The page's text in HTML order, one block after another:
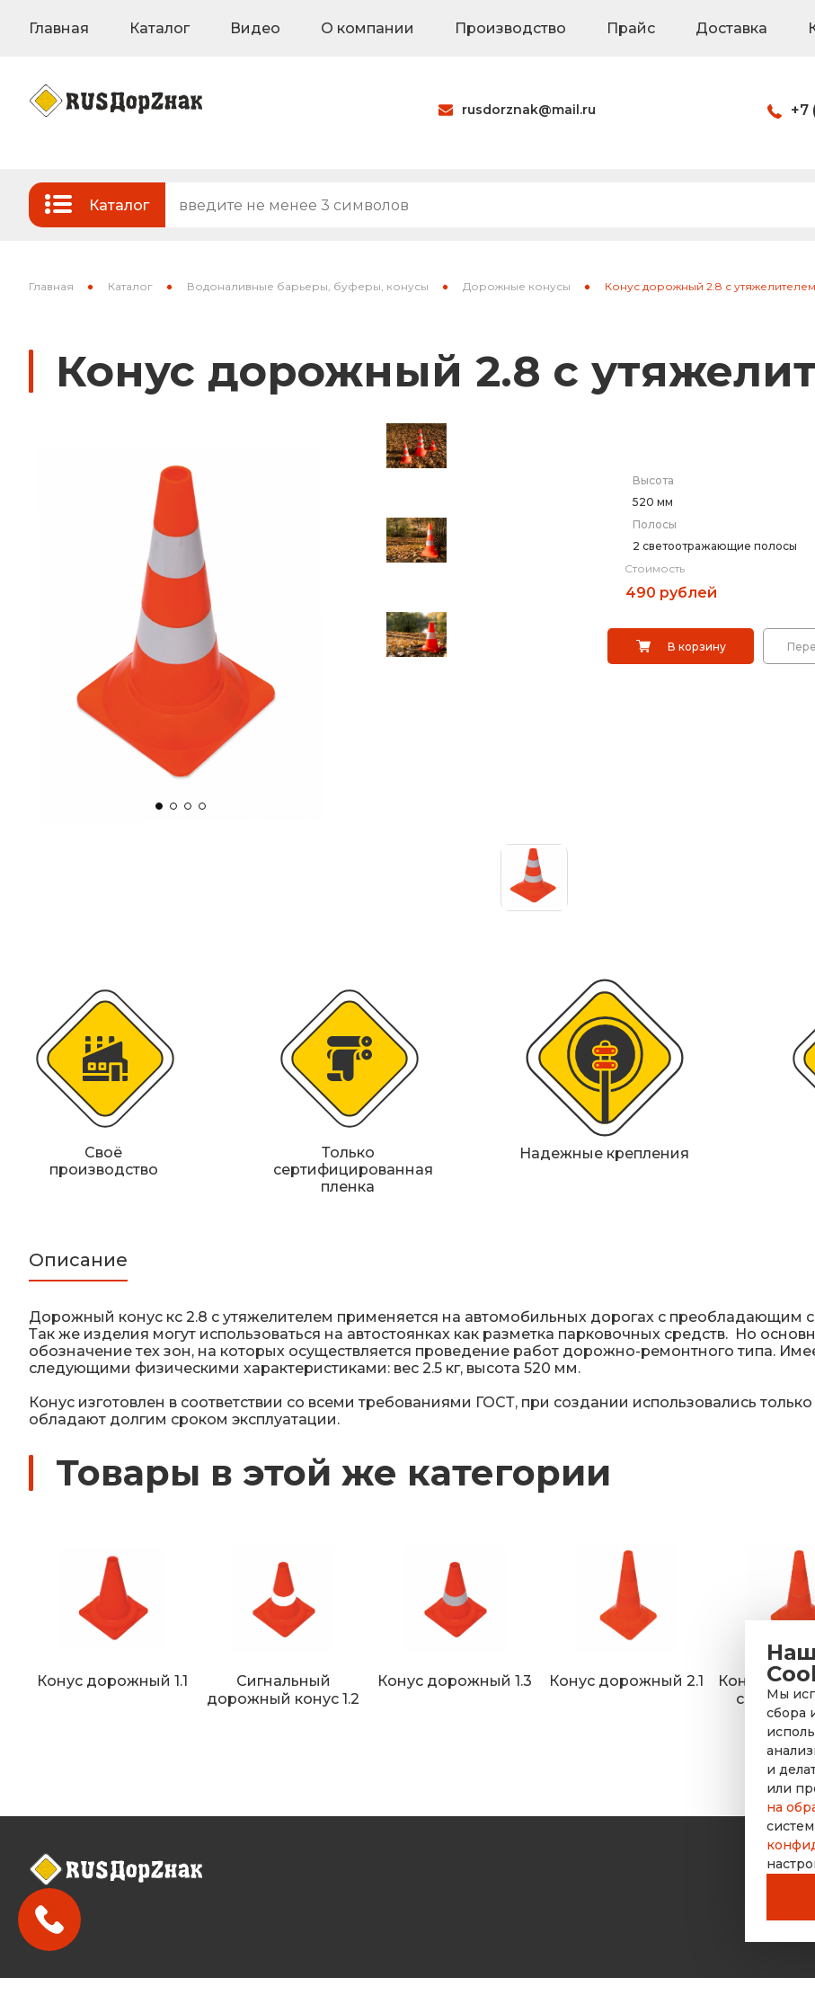
Мы
сбора
и
или
на
Главная Каталог Видео О компании Производство Прайс Доставка
rusdorznak@mail.ru +7
Каталог
Стандартные и временные дорожные знаки
Знаки на флуоресцентном фоне Каркасные знаки
Знаки вертикальной разметки Светодиодные
Дорожные знаки с внутренней подсветкой
Передвижные заградительные знаки Опоры
Крепления для дорожных знаков (Хомуты) Переносные
Светодиодные знаки на солнечной батарее
Водоналивные барьеры, буферы, конусы Сигнальные
Дорожные световозвращатели (катафоты)
Сигнальные гирлянды и фонари
Знаки магистральных газопроводов Дорожное
Железнодорожные путевые знаки
Главная Каталог Водоналивные барьеры, буферы, конусы Дорожные конусы Конус дорожный 2.8 с утяжелителем
Конус дорожный 2.8 с
Высота
520 мм
Полосы
2 светоотражающие полосы
Стоимость
490 рублей
В корзину
Своё
производство
Только
сертифицированная
пленка
Надежные крепления
Описание
Дорожный конус кс 2.8 с утяжелителем применяется на автомобильных дорогах с
Так же изделия могут использоваться на автостоянках как разметка парковочных средств. Но
обозначение тех зон, на которых осуществляется проведение работ дорожно-ремонтного типа.
следующими физическими характеристиками: вес 2.5 кг, высота 520 мм.
Конус изготовлен в соответствии со всеми требованиями ГОСТ, при создании использовались
обладают долгим сроком эксплуатации.
Товары в этой же категории
Конус дорожный 1.1
Сигнальный
дорожный конус 1.2
Конус дорожный 1.3 Конус дорожный 2.1
Конус
с
Саратов